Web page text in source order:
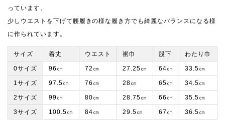
っています。
少しウエストを下げて腰履きの様な履き方でも綺麗なバランスになる様
に作られています。
サイズ 着丈 ウエスト 裾巾 股下 わたり巾
0サイズ 96㎝ 72㎝ 27.25㎝ 64㎝ 33.5㎝
1サイズ 97.5㎝ 76㎝ 28㎝ 65㎝ 34.5㎝
2サイズ 99㎝ 80㎝ 28.75㎝ 66㎝ 35.5㎝
3サイズ 100.5㎝ 84㎝ 29.5㎝ 67㎝ 36.5㎝